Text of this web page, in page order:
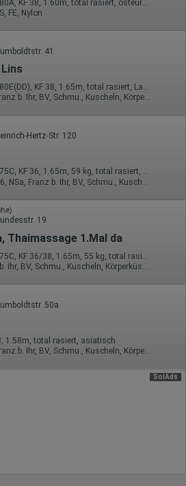
Besuchs
Verarbeitung
FE, Nylon
41
28 Jahre, 80E(DD), KF 38, 1.65m, total rasiert, Latina
69, GF6, Franz b. Ihr, BV, Schmu., Kuscheln, Körperküs., DSa
Hertz-Str. 120
29 Jahre, 75C, KF 36, 1.65m, 59 kg, total rasiert, Latina
19
Thaimassage 1.Mal da
69, Franz b. Ihr, BV, Schmu., Kuscheln, Körperküs., AV b. Ihm, GBp
50a
1.58m, total rasiert, asiatisch
69, GF6, Franz b. Ihr, BV, Schmu., Kuscheln, Körperküs., AV b. Ihm
SolAds